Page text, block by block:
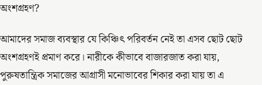
অংশগ্রহণ?
আমাদের সমাজ ব্যবস্থার যে কিঞ্চিৎ পরিবর্তন নেই তা এসব ছোট ছোট
অংশগ্রহণই প্রমাণ করে। নারীকে কীভাবে বাজারজাত করা যায়,
পুরুষতান্ত্রিক সমাজের আগ্রাসী মনোভাবের শিকার করা যায় তা এ